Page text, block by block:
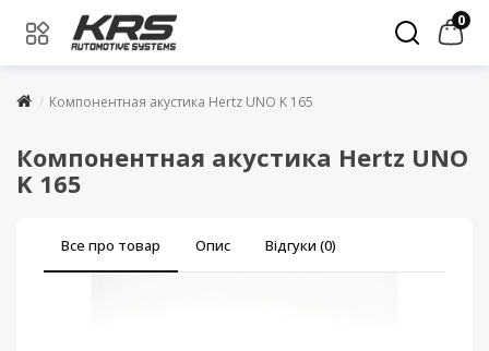
0
Компонентная акустика Hertz UNO K 165
Компонентная акустика Hertz UNO
K 165
Все про товар Опис Відгуки (0)